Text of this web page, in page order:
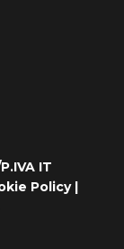
IT
Policy|